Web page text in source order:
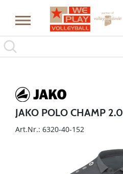
JAKO POLO CHAMP 2.0
Art.Nr.: 6320-40-152